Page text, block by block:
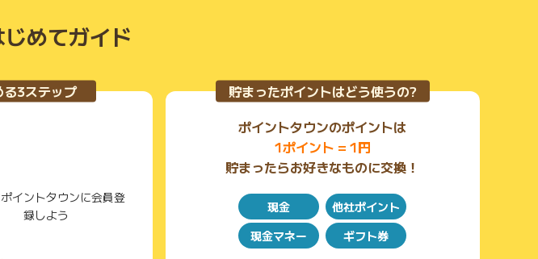
ません。
Wi-Fi本体のみを持ち運ぶので、旅行の荷物を増やしま
【嬉しいモバイルバッテリー機能搭載】
３種の充電用ケーブル(Micro USB、Lightning、USB T
ype-C)が付帯しているため、
めてガイド
3ステップ
イントタウンに会員登
録しよう
貯まったポイントはどう使うの?
ポイントタウンのポイントは
1ポイント = 1円
貯まったらお好きなものに交換！
現金
他社ポイント
現金マネー
ギフト券